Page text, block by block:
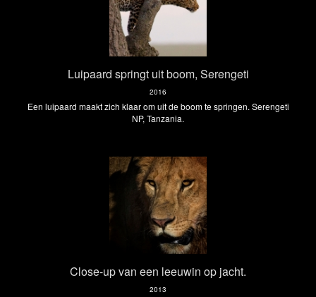
Luipaard springt uit boom, Serengeti
2016
Een luipaard maakt zich klaar om uit de boom te springen. Serengeti
NP, Tanzania.
Close-up van een leeuwin op jacht.
2013